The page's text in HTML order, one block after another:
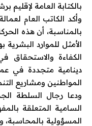
بالكتابة العامة لإقليم
وأكد الكاتب العام
بالمناسبة، أن هذه
الأمثل للموارد
الكفاءة والاستحقاق
دينامية متجددة في
المواطنين ومشاريع
ودعا رجال السلطة
السامية المتعلقة
المسؤولية بالمحاسبة،